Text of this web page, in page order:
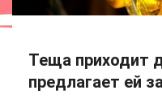
Теща приходит
предлагает ей